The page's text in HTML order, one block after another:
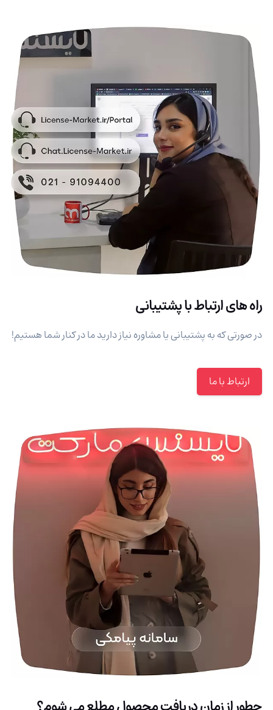
راه های ارتباط با پشتیبانی
در صورتی که به پشتیبانی یا مشاوره نیاز دارید ما در کنار شما هستیم!
ارتباط با ما